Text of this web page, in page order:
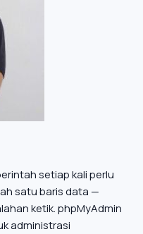
setiap kali perlu
satu baris data —
ketik. phpMyAdmin
administrasi